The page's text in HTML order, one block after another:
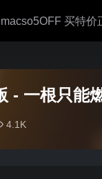
买特价
一根只能
4.1K